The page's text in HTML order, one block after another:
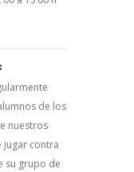
de los
nuestros
jugar contra
su grupo de